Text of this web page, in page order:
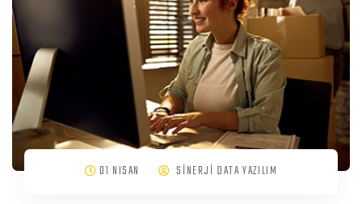
01 NISAN SİNERJİ DATA YAZILIM